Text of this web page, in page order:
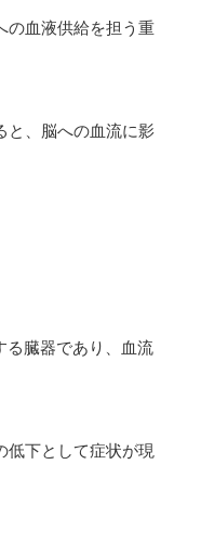
の血液供給を担う重
と、脳への血流に影
る臓器であり、血流
低下として症状が現